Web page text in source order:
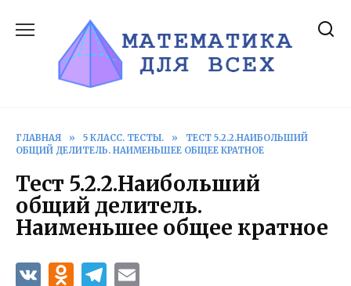
содержанию
ГЛАВНАЯ » 5 КЛАСС. ТЕСТЫ. »
ТЕСТ 5.2.2.НАИБОЛЬШИЙ
ОБЩИЙ ДЕЛИТЕЛЬ. НАИМЕНЬШЕЕ ОБЩЕЕ КРАТНОЕ
Тест 5.2.2.Наибольший
общий делитель.
Наименьшее общее кратное